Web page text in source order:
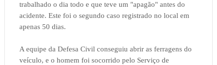
trabalhado o dia todo e que teve um "apagão" antes do
acidente. Este foi o segundo caso registrado no local em
apenas 50 dias.
A equipe da Defesa Civil conseguiu abrir as ferragens do
veículo, e o homem foi socorrido pelo Serviço de